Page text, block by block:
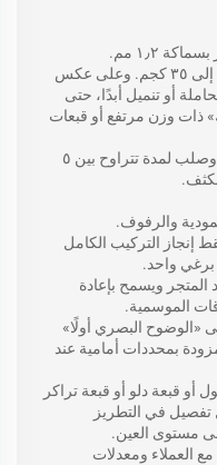
١٫٢ مم.
الميزة التنافسية: يدعم كل رفٍّ ما يصل إلى ٣٥ كجم. وعلى عكس
أو تنميل أبدًا، حتى
ذات وزن مرتفع أو قبعات
النتيجة: تحافظ على مظهر فاخر وثابت وصلب لمدة تتراوح بين ٥
والرفوف.
إنجاز التركيب الكامل
ويسمح بإعادة
الموسمية.
بزاوية 45 درجة ومزودة بمحددات أمامية عند
أو قبعة دلو أو قبعة تراكر
تفصيل في التطريز
مستوى العين.
مع العملاء ومعدلات